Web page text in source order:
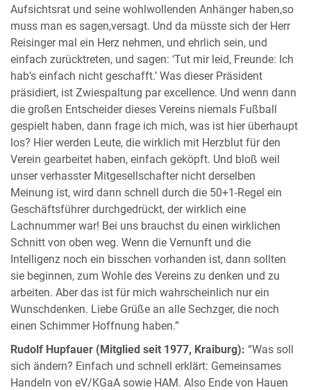
Aufsichtsrat und seine wohlwollenden Anhänger haben,so
muss man es sagen,versagt. Und da müsste sich der Herr
Reisinger mal ein Herz nehmen, und ehrlich sein, und
einfach zurücktreten, und sagen: ‘Tut mir leid, Freunde: Ich
hab’s einfach nicht geschafft.’ Was dieser Präsident
präsidiert, ist Zwiespaltung par excellence. Und wenn dann
die großen Entscheider dieses Vereins niemals Fußball
gespielt haben, dann frage ich mich, was ist hier überhaupt
los? Hier werden Leute, die wirklich mit Herzblut für den
Verein gearbeitet haben, einfach geköpft. Und bloß weil
unser verhasster Mitgesellschafter nicht derselben
Meinung ist, wird dann schnell durch die 50+1-Regel ein
Geschäftsführer durchgedrückt, der wirklich eine
Lachnummer war! Bei uns brauchst du einen wirklichen
Schnitt von oben weg. Wenn die Vernunft und die
Intelligenz noch ein bisschen vorhanden ist, dann sollten
sie beginnen, zum Wohle des Vereins zu denken und zu
arbeiten. Aber das ist für mich wahrscheinlich nur ein
Wunschdenken. Liebe Grüße an alle Sechzger, die noch
einen Schimmer Hoffnung haben.”
Rudolf Hupfauer (Mitglied seit 1977, Kraiburg): “Was soll
sich ändern? Einfach und schnell erklärt: Gemeinsames
Handeln von eV/KGaA sowie HAM. Also Ende von Hauen